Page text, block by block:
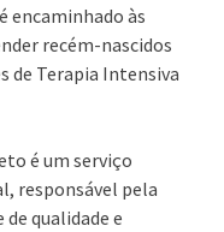
encaminhado às
recém-nascidos
de Terapia Intensiva
é um serviço
responsável pela
qualidade e